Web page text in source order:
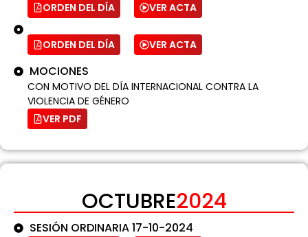
ORDEN DEL DÍA VER ACTA
ORDEN DEL DÍA VER ACTA
MOCIONES
CON MOTIVO DEL DÍA INTERNACIONAL CONTRA LA
VIOLENCIA DE GÉNERO
VER PDF
OCTUBRE2024
SESIÓN ORDINARIA 17-10-2024